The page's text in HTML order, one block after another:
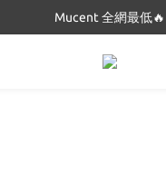
Dickies 最低$280起🔥
Mucent 全網最低🔥
Dickies 最低$280起🔥